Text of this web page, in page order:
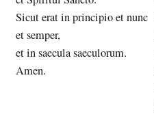
Sicut erat in principio et nunc
et semper,
et in saecula saeculorum.
Amen.